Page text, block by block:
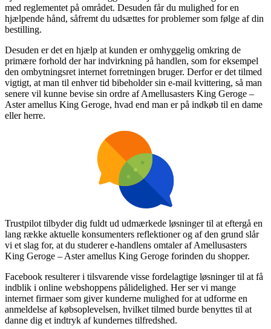
med reglementet på området. Desuden får du mulighed for en
hjælpende hånd, såfremt du udsættes for problemer som følge af din
bestilling.
Desuden er det en hjælp at kunden er omhyggelig omkring de
primære forhold der har indvirkning på handlen, som for eksempel
den ombytningsret internet forretningen bruger. Derfor er det tilmed
vigtigt, at man til enhver tid bibeholder sin e-mail kvittering, så man
senere vil kunne bevise sin ordre af Amellusasters King Geroge –
Aster amellus King Geroge, hvad end man er på indkøb til en dame
eller herre.
Trustpilot tilbyder dig fuldt ud udmærkede løsninger til at eftergå en
lang række aktuelle konsumenters reflektioner og af den grund slår
vi et slag for, at du studerer e-handlens omtaler af Amellusasters
King Geroge – Aster amellus King Geroge forinden du shopper.
Facebook resulterer i tilsvarende visse fordelagtige løsninger til at få
indblik i online webshoppens pålidelighed. Her ser vi mange
internet firmaer som giver kunderne mulighed for at udforme en
anmeldelse af købsoplevelsen, hvilket tilmed burde benyttes til at
danne dig et indtryk af kundernes tilfredshed.